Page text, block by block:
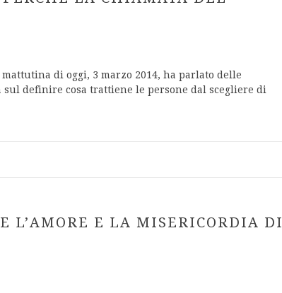
di oggi, 3 marzo 2014, ha parlato delle
definire cosa trattiene le persone dal scegliere di
L’AMORE E LA MISERICORDIA DI